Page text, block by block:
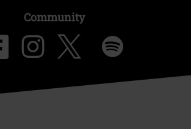
Community